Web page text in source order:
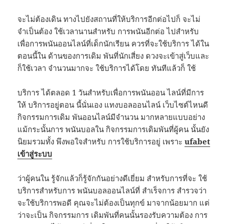
จะไม่ต้องเดิน ทางไปยังสถานที่ให้บริการอีกต่อไปก็ จะไม่
จำเป็นต้อง ใช้เวลานานสำหรับ การพนันอีกต่อ ไปสำหรับ
เพื่อการพนันออนไลน์ที่เด็กนักเรียน ควรที่จะใช้บริการ ได้ใน
ตอนนี้ใน ด้านของการเดิม พันที่นักเสี่ยง ดวงจะเข้าสู่เว็บและ
ก็ใช้เวลา จำนวนมากจะ ใช้บริการได้โดย ทันทีแล้วก็ ใช้
บริการ ได้ตลอด 1 วันสำหรับเพื่อการพนันออน ไลน์ที่มีการ
ให้ บริการอยู่ตอน นี้นั่นเอง แทง​บอล​ออนไลน์ ​เว็บไซต์​ไหนดี​
กิจกรรมการเดิม พันออนไลน์มีจำนวน มากหลายแบบอย่าง
แม้กระนั้นการ พนันบอลใน กิจกรรมการเดิมพันที่ผู้คน นั้นยัง
นิยมรวมทั้ง พึงพอใจสำหรับ การใช้บริการอยู่ เพราะufabet
เข้าสู่ระบบ
ว่าผู้คนใน รู้จักแล้วก็รู้จักกันอย่างดีเยี่ยม สำหรับการที่จะ ใช้
บริการสำหรับการ พนันบอลออนไลน์ที่ สำเร็จการ สำรวจว่า
จะใช้บริการพอดี คุณจะไม่ต้องเป็นทุกข์ มาจากน้อยมาก แต่
ว่าจะเป็น กิจกรรมการ เดิมพันที่คนนั้นรองรับความต้อง การ